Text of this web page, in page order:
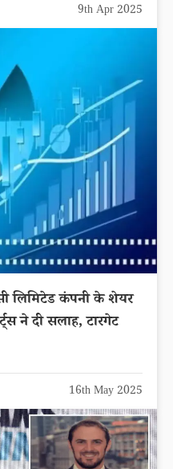
9th Apr 2025
लिमिटेड कंपनी के शेयर
ने दी सलाह, टारगेट
16th May 2025